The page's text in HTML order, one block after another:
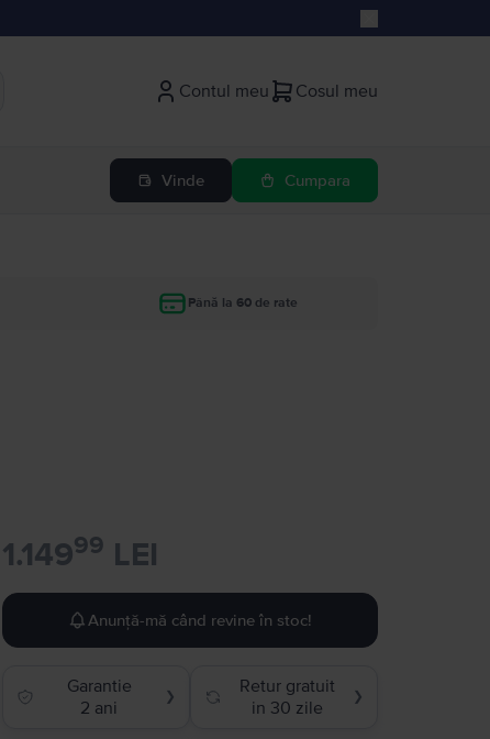
Contul meu Cosul meu
Vinde Cumpara
Până la 60 de rate
1.14999 LEI
Anunță-mă când revine în stoc!
Garantie
2 ani
❯
Retur gratuit
in 30 zile
❯